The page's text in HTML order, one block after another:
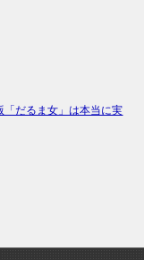
「だるま女」は本当に実